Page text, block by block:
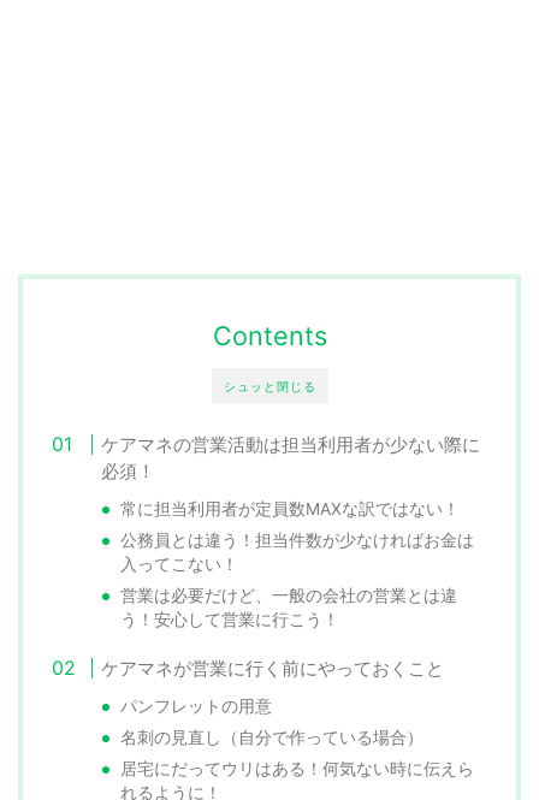
シュッと閉じる
Contents
ケアマネの営業活動は担当利用者が少ない際に
必須！
常に担当利用者が定員数MAXな訳ではない！
公務員とは違う！担当件数が少なければお金は
入ってこない！
営業は必要だけど、一般の会社の営業とは違
う！安心して営業に行こう！
ケアマネが営業に行く前にやっておくこと
パンフレットの用意
名刺の見直し（自分で作っている場合）
居宅にだってウリはある！何気ない時に伝えら
れるように！